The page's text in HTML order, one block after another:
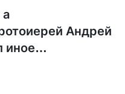
Андрей
иное